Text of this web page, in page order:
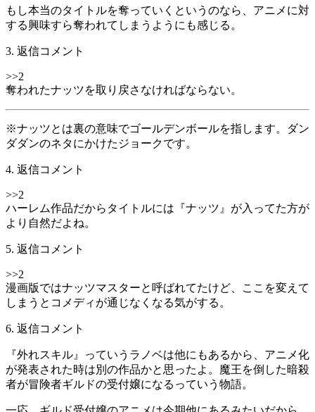
もし本当のタイトルを奪っていくというのなら、アニメに対
する興味すら奪われてしまうようにも感じる。
3. 返信コメント
>>2
奪われたナッツを取り戻さなければならない。
※ナッツとは裏の意味でゴールデンボールを指します。ダン
ダダンのネタにかけたジョークです。
4. 返信コメント
>>2
ハーレム作品だからタイトルには『ナッツ』が入ってた方が
より自然だよね。
5. 返信コメント
>>2
漫画版ではナッツマスターと呼ばれてたけど、ここを変えて
しまうとコメディが通じなくなる気がする。
6. 返信コメント
『外れスキル』っていうラノベは他にもあるから、アニメ化
が発表された時は別の作品かと思ったよ。魔王を倒した暗殺
者が冒険者ギルドの受付嬢になるっていう物語。